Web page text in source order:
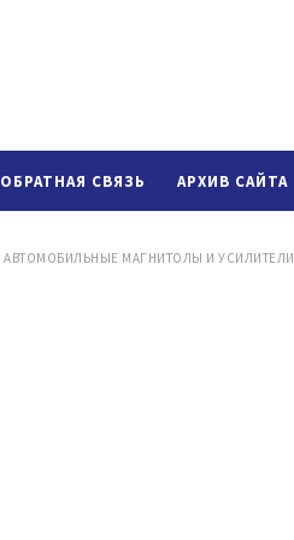
ОБРАТНАЯ СВЯЗЬ АРХИВ САЙТА
АВТОМОБИЛЬНЫЕ МАГНИТОЛЫ И УСИЛИТЕЛИ